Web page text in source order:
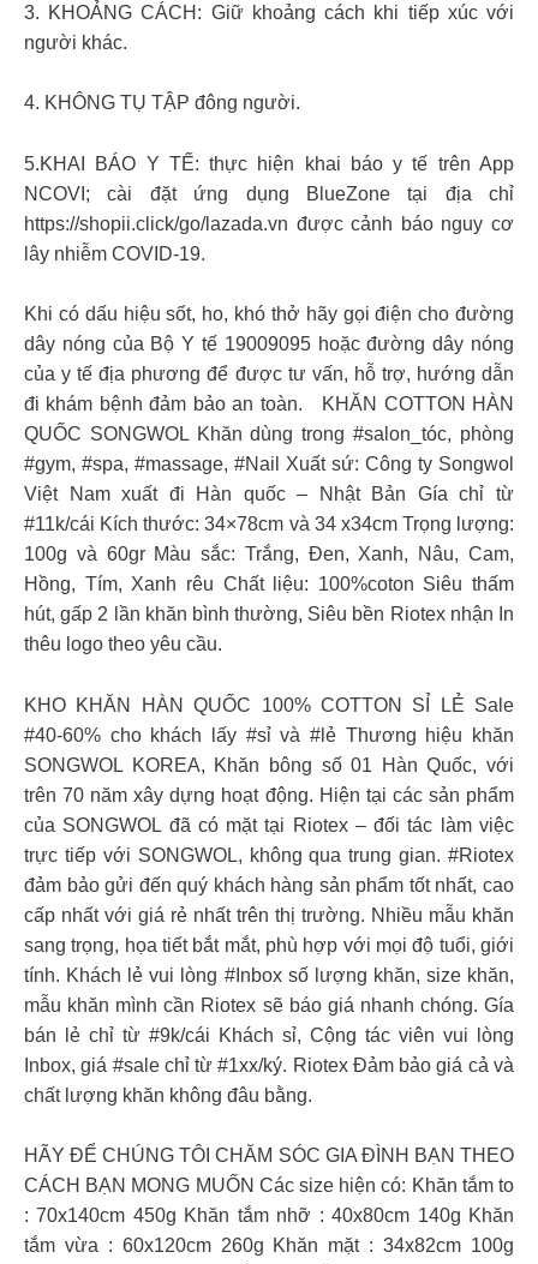
3. KHOẢNG CÁCH: Giữ khoảng cách khi tiếp xúc với
người khác.
4. KHÔNG TỤ TẬP đông người.
5.KHAI BÁO Y TẾ: thực hiện khai báo y tế trên App
NCOVI; cài đặt ứng dụng BlueZone tại địa chỉ
https://shopii.click/go/lazada.vn được cảnh báo nguy cơ
lây nhiễm COVID-19.
Khi có dấu hiệu sốt, ho, khó thở hãy gọi điện cho đường
dây nóng của Bộ Y tế 19009095 hoặc đường dây nóng
của y tế địa phương để được tư vấn, hỗ trợ, hướng dẫn
đi khám bệnh đảm bảo an toàn. KHĂN COTTON HÀN
QUỐC SONGWOL Khăn dùng trong #salon_tóc, phòng
#gym, #spa, #massage, #Nail Xuất sứ: Công ty Songwol
Việt Nam xuất đi Hàn quốc – Nhật Bản Gía chỉ từ
#11k/cái Kích thước: 34×78cm và 34 x34cm Trọng lượng:
100g và 60gr Màu sắc: Trắng, Đen, Xanh, Nâu, Cam,
Hồng, Tím, Xanh rêu Chất liệu: 100%coton Siêu thấm
hút, gấp 2 lần khăn bình thường, Siêu bền Riotex nhận In
thêu logo theo yêu cầu.
KHO KHĂN HÀN QUỐC 100% COTTON SỈ LẺ Sale
#40-60% cho khách lấy #sỉ và #lẻ Thương hiệu khăn
SONGWOL KOREA, Khăn bông số 01 Hàn Quốc, với
trên 70 năm xây dựng hoạt động. Hiện tại các sản phẩm
của SONGWOL đã có mặt tại Riotex – đối tác làm việc
trực tiếp với SONGWOL, không qua trung gian. #Riotex
đảm bảo gửi đến quý khách hàng sản phẩm tốt nhất, cao
cấp nhất với giá rẻ nhất trên thị trường. Nhiều mẫu khăn
sang trọng, họa tiết bắt mắt, phù hợp với mọi độ tuổi, giới
tính. Khách lẻ vui lòng #Inbox số lượng khăn, size khăn,
mẫu khăn mình cần Riotex sẽ báo giá nhanh chóng. Gía
bán lẻ chỉ từ #9k/cái Khách sỉ, Cộng tác viên vui lòng
Inbox, giá #sale chỉ từ #1xx/ký. Riotex Đảm bảo giá cả và
chất lượng khăn không đâu bằng.
HÃY ĐỂ CHÚNG TÔI CHĂM SÓC GIA ĐÌNH BẠN THEO
CÁCH BẠN MONG MUỐN Các size hiện có: Khăn tắm to
: 70x140cm 450g Khăn tắm nhỡ : 40x80cm 140g Khăn
tắm vừa : 60x120cm 260g Khăn mặt : 34x82cm 100g